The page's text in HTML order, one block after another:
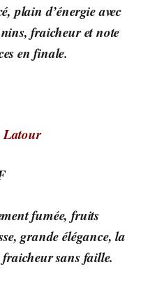
plain d’énergie avec
fraicheur et note
en finale.
Latour
fumée, fruits
grande élégance, la
fraicheur sans faille.